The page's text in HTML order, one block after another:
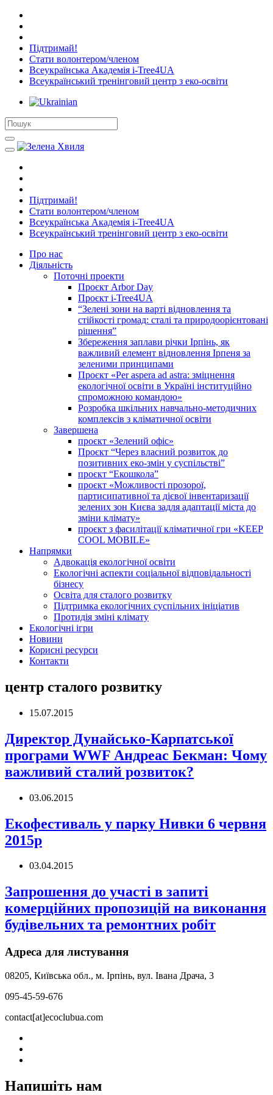
Підтримай!
Стати волонтером/членом
Всеукраїнська Академія i-Tree4UA
Всеукраїнський тренінговий центр з еко-освіти
Підтримай!
Стати волонтером/членом
Всеукраїнська Академія i-Tree4UA
Всеукраїнський тренінговий центр з еко-освіти
Про нас
Діяльність
Поточні проекти
Проєкт Arbor Day
Проєкт i-Tree4UA
“Зелені зони на варті відновлення та
стійкості громад: cталі та природоорієнтовані
рішення”
Збереження заплави річки Ірпінь, як
важливий елемент відновлення Ірпеня за
зеленими принципами
Проєкт «Per aspera ad astra: зміцнення
екологічної освіти в Україні інституційно
спроможною командою»
Розробка шкільних навчально-методичних
комплексів з кліматичної освіти
Завершена
проєкт «Зелений офіс»
Проєкт “Через власний розвиток до
позитивних еко-змін у суспільстві”
проєкт “Екошкола”
проєкт «Можливості прозорої,
партисипативної та дієвої інвентаризації
зелених зон Києва задля адаптації міста до
зміни клімату»
проєкт з фасилітації кліматичної гри «KEEP
COOL MOBILE»
Напрямки
Адвокація екологічної освіти
Екологічні аспекти соціальної відповідальності
бізнесу
Освіта для сталого розвитку
Підтримка екологічних суспільних ініціатив
Протидія зміні клімату
Екологічні ігри
Новини
Корисні ресурси
Контакти
центр сталого розвитку
15.07.2015
Директор Дунайсько-Карпатської
програми WWF Андреас Бекман: Чому
важливий сталий розвиток?
03.06.2015
Екофестиваль у парку Нивки 6 червня
2015р
03.04.2015
Запрошення до участі в запиті
комерційних пропозицій на виконання
будівельних та ремонтних робіт
Адреса для листування
08205, Київська обл., м. Ірпінь, вул. Івана Драча, 3
095-45-59-676
contact[at]ecoclubua.com
Напишіть нам